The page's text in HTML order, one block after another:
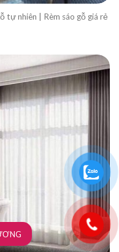
tự nhiên | Rèm sáo gỗ giá rẻ